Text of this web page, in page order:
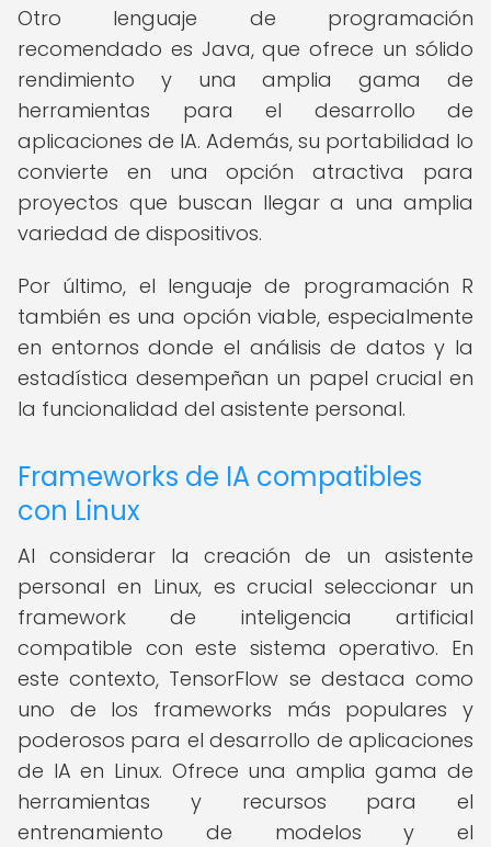
Otro lenguaje de programación
recomendado es Java, que ofrece un sólido
rendimiento y una amplia gama de
herramientas para el desarrollo de
aplicaciones de IA. Además, su portabilidad lo
convierte en una opción atractiva para
proyectos que buscan llegar a una amplia
variedad de dispositivos.
Por último, el lenguaje de programación R
también es una opción viable, especialmente
en entornos donde el análisis de datos y la
estadística desempeñan un papel crucial en
la funcionalidad del asistente personal.
Frameworks de IA compatibles
con Linux
Al considerar la creación de un asistente
personal en Linux, es crucial seleccionar un
framework de inteligencia artificial
compatible con este sistema operativo. En
este contexto, TensorFlow se destaca como
uno de los frameworks más populares y
poderosos para el desarrollo de aplicaciones
de IA en Linux. Ofrece una amplia gama de
herramientas y recursos para el
entrenamiento de modelos y el